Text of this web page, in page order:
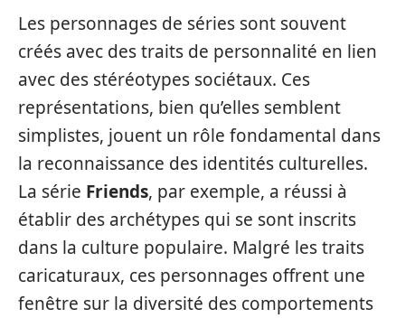
Les personnages de séries sont souvent
créés avec des traits de personnalité en lien
avec des stéréotypes sociétaux. Ces
représentations, bien qu’elles semblent
simplistes, jouent un rôle fondamental dans
la reconnaissance des identités culturelles.
La série Friends, par exemple, a réussi à
établir des archétypes qui se sont inscrits
dans la culture populaire. Malgré les traits
caricaturaux, ces personnages offrent une
fenêtre sur la diversité des comportements